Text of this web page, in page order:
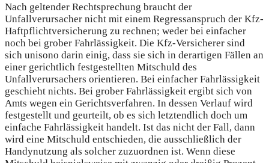
Nach geltender Rechtsprechung braucht der
Unfallverursacher nicht mit einem Regressanspruch der Kfz-
Haftpflichtversicherung zu rechnen; weder bei einfacher
noch bei grober Fahrlässigkeit. Die Kfz-Versicherer sind
sich unisono darin einig, dass sie sich in derartigen Fällen an
einer gerichtlich festgestellten Mitschuld des
Unfallverursachers orientieren. Bei einfacher Fahrlässigkeit
geschieht nichts. Bei grober Fahrlässigkeit ergibt sich von
Amts wegen ein Gerichtsverfahren. In dessen Verlauf wird
festgestellt und geurteilt, ob es sich letztendlich doch um
einfache Fahrlässigkeit handelt. Ist das nicht der Fall, dann
wird eine Mitschuld entschieden, die ausschließlich der
Handynutzung als solcher zuzuordnen ist. Wenn diese